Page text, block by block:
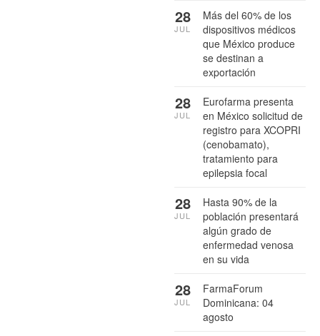
Más del 60% de los
dispositivos médicos
que México produce
se destinan a
exportación
28
JUL
Eurofarma presenta
en México solicitud de
registro para XCOPRI
(cenobamato),
tratamiento para
epilepsia focal
28
JUL
Hasta 90% de la
población presentará
algún grado de
enfermedad venosa
en su vida
28
JUL
FarmaForum
Dominicana: 04
agosto
28
JUL